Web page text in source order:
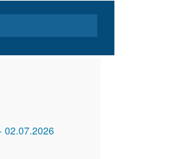
02.07.2026